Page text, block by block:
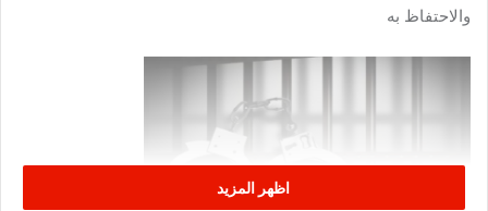
والاحتفاظ به
اظهر المزيد